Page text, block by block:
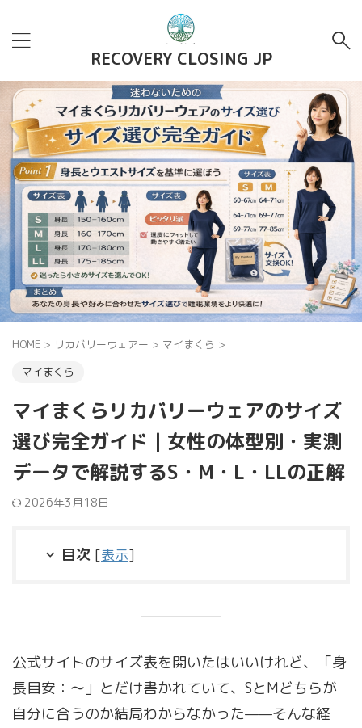
RECOVERY CLOSING JP
HOME > リカバリーウェアー > マイまくら >
マイまくら
マイまくらリカバリーウェアのサイズ
選び完全ガイド｜女性の体型別・実測
データで解説するS・M・L・LLの正解
2026年3月18日
目次 [表示]
公式サイトのサイズ表を開いたはいいけれど、「身
長目安：〜」とだけ書かれていて、SとMどちらが
自分に合うのか結局わからなかった——そんな経